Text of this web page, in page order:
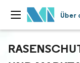
Über